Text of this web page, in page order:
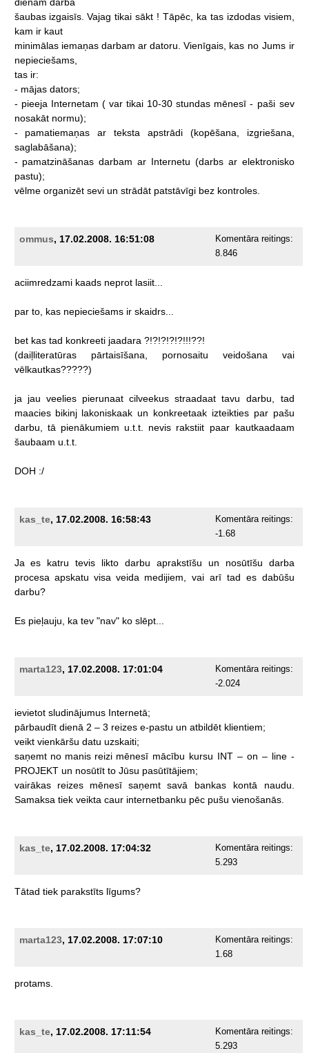
šaubas izgaisīs. Vajag tikai sākt ! Tāpēc, ka tas izdodas visiem,
kam ir kaut
minimālas iemaņas darbam ar datoru. Vienīgais, kas no Jums ir
nepieciešams,
tas ir:
- mājas dators;
- pieeja Internetam ( var tikai 10-30 stundas mēnesī - paši sev
nosakāt normu);
-
pamatiemaņas ar teksta apstrādi (kopēšana,
izgriešana,
saglabāšana);
- pamatzināšanas darbam ar Internetu (darbs ar elektronisko
pastu);
vēlme organizēt sevi un strādāt patstāvīgi bez kontroles.
ommus, 17.02.2008. 16:51:08
Komentāra reitings:
8.846
aciimredzami kaads neprot lasiit...
par to, kas nepieciešams ir skaidrs...
bet kas tad konkreeti jaadara ?!?!?!?!?!!!??!
(daiļliteratūras
pārtaisīšana, pornosaitu veidošana
vai
vēlkautkas?????)
ja jau veelies pierunaat cilveekus straadaat tavu darbu,
tad
maacies bikinj lakoniskaak un konkreetaak izteikties par pašu
darbu,
tā pienākumiem u.t.t. nevis rakstiit paar kautkaadaam
šaubaam u.t.t.
DOH :/
kas_te, 17.02.2008. 16:58:43
Komentāra reitings:
-1.68
Ja es katru tevis likto darbu aprakstīšu un nosūtīšu
darba
procesa apskatu visa veida medijiem, vai arī tad es dabūšu
darbu?
Es pieļauju, ka tev "nav" ko slēpt...
marta123, 17.02.2008. 17:01:04
Komentāra reitings:
-2.024
ievietot sludinājumus Internetā;
pārbaudīt dienā 2 – 3 reizes e-pastu un atbildēt klientiem;
veikt vienkāršu datu uzskaiti;
saņemt no manis reizi mēnesī mācību kursu INT – on – line -
PROJEKT un nosūtīt to Jūsu pasūtītājiem;
vairākas
reizes mēnesī saņemt savā bankas kontā
naudu.
Samaksa tiek veikta caur internetbanku pēc pušu vienošanās.
kas_te, 17.02.2008. 17:04:32
Komentāra reitings:
5.293
Tātad tiek parakstīts līgums?
marta123, 17.02.2008. 17:07:10
Komentāra reitings:
1.68
protams.
kas_te, 17.02.2008. 17:11:54
Komentāra reitings:
5.293